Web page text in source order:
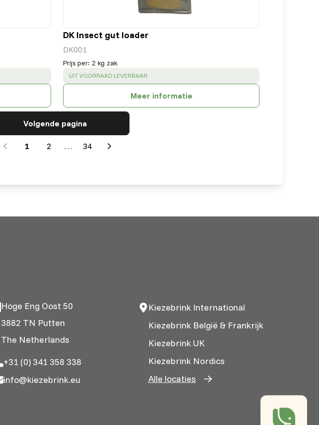
DK Insect gut loader
DK001
Prijs per: 2 kg zak
SUCCESS:
UIT VOORRAAD LEVERBAAR
Meer informatie
Volgende pagina
1 2 … 34
Next
Hoge Eng Oost 50
3882 TN Putten
The Netherlands
+31 (0) 341 358 338
info@kiezebrink.eu
Kiezebrink International
Kiezebrink België & Frankrijk
Kiezebrink UK
Kiezebrink Nordics
Alle locaties